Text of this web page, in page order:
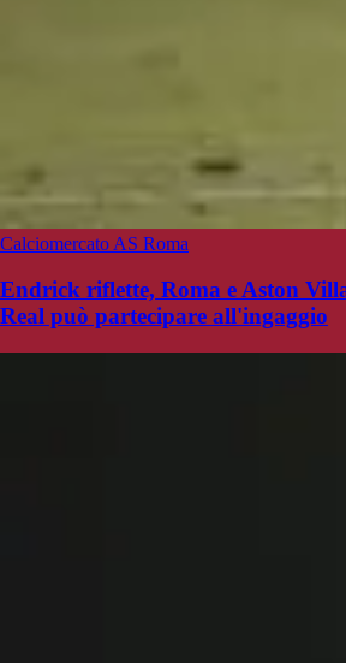
Calciomercato AS Roma
Endrick riflette, Roma e Aston
Real può partecipare all'ingaggio